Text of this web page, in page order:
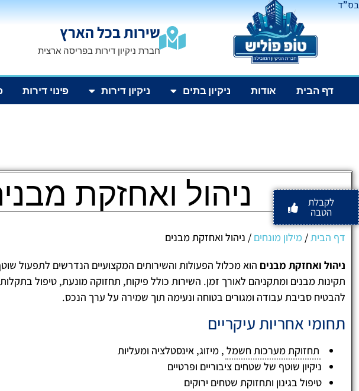
בס"ד
שירות בכל הארץ
חברת ניקיון דירות בפריסה ארצית
דף הבית אודות ניקיון בתים ניקיון דירות פינוי דירות
לקבלת
הטבה ניהול ואחזקת
דף הבית/ מילון מונחים / ניהול ואחזקת מבנים
ניהול ואחזקת מבנים הוא מכלול הפעולות והשירותים המקצועיים הנדרשים לתפעול
תקינות מבנים ומתקניהם לאורך זמן. השירות כולל פיקוח, תחזוקה מונעת, טיפול
להבטיח סביבת עבודה ומגורים בטוחה ונעימה תוך שמירה על ערך הנכס.
תחומי אחריות עיקריים
תחזוקת מערכות חשמל , מיזוג, אינסטלציה ומעליות
ניקיון שוטף של שטחים ציבוריים ופרטיים
טיפול בגינון ותחזוקת שטחים ירוקים